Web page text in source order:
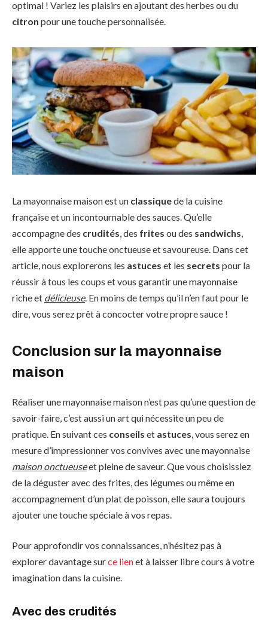
optimal ! Variez les plaisirs en ajoutant des herbes ou du
citron pour une touche personnalisée.
La mayonnaise maison est un classiquede la cuisine
française et un incontournable des sauces. Qu’elle
accompagne des crudités , des frites ou des sandwichs
elle apporte une touche onctueuse et savoureuse. Dans cet
article, nous explorerons les astuces et les secrets pour la
réussir à tous les coups et vous garantir une mayonnaise
riche et délicieuse. En moins de temps qu’il n’en faut pour le
dire, vous serez prêt à concocter votre propre sauce !
Conclusion sur la mayonnaise
maison
Réaliser une mayonnaise maison n’est pas qu’une question de
savoir-faire, c’est aussi un art qui nécessite un peu de
pratique. En suivant ces conseils et astuces, vous serez en
mesure d’impressionner vos convives avec une mayonnaise
maison onctueuseet pleine de saveur. Que vous choisissiez
de la déguster avec des frites, des légumes ou même en
accompagnement d’un plat de poisson, elle saura toujours
ajouter une touche spéciale à vos repas.
Pour approfondir vos connaissances, n’hésitez pas à
explorer davantage surce lienet à laisser libre cours à votre
imagination dans la cuisine.
Avec des crudités